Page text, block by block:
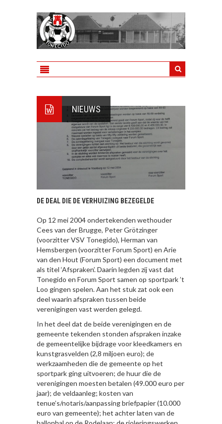
NIEUWS
DE DEAL DIE DE VERHUIZING BEZEGELDE
Op 12 mei 2004 ondertekenden wethouder
Cees van der Brugge, Peter Grötzinger
(voorzitter VSV Tonegido), Herman van
Hemsbergen (voorzitter Forum Sport) en Arie
van den Hout (Forum Sport) een document met
als titel ‘Afspraken’. Daarin legden zij vast dat
Tonegido en Forum Sport samen op sportpark ’t
Loo gingen spelen. Aan het stuk zat ook een
deel waarin afspraken tussen beide
verenigingen vast werden gelegd.
In het deel dat de beide verenigingen en de
gemeente tekenden stonden afspraken inzake
de gemeentelijke bijdrage voor kleedkamers en
kunstgrasvelden (2,8 miljoen euro); de
werkzaamheden die de gemeente op het
sportpark ging uitvoeren; de huur die de
verenigingen moesten betalen (49.000 euro per
jaar); de veldaanleg; kosten van
tenue’s/notaris/aanpassing briefpapier (10.000
euro van gemeente); het achter laten van de